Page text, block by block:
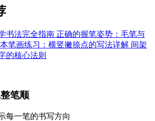
书法完全指南 正确的握笔姿势：毛笔与
笔画练习：横竖撇捺点的写法详解 间架
的核心法则
笔顺
每一笔的书写方向